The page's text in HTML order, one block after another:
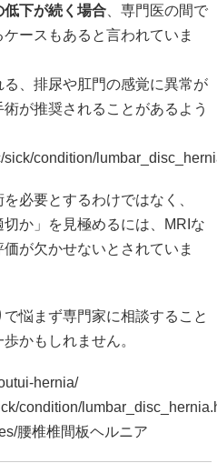
下が続く場合 、専門医の間で
ースもあると言われていま
、排尿や肛門の感覚に異常が
が推奨されることがあるよう
sick/condition/
必要とするわけではなく、
切か」を見極めるには、MRIな
が欠かせないとされていま
悩まず専門家に相談すること
かもしれません。
hernia/
condition/
腰椎椎間板ヘルニア